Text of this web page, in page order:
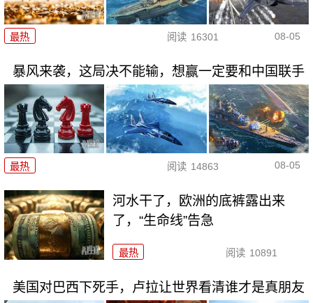
最热 阅读 16301 08-05
暴风来袭，这局决不能输，想赢一定要和中国联手
最热 阅读 14863 08-05
河水干了，欧洲的底裤露出来
了，“生命线”告急
最热 阅读 10891
美国对巴西下死手，卢拉让世界看清谁才是真朋友